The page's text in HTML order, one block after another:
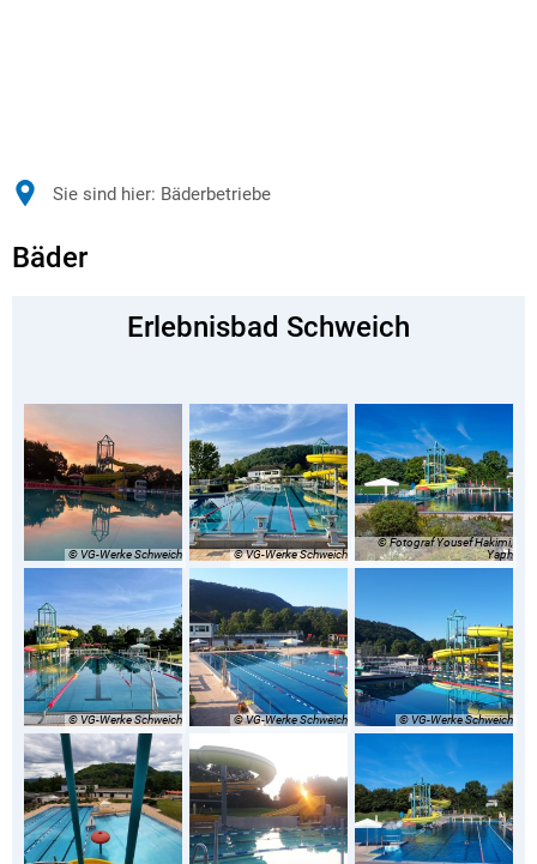
Sie sind hier: Bäderbetriebe
Bäder
Erlebnisbad Schweich
© VG-Werke Schweich © VG-Werke Schweich
© Fotograf Yousef Hakimi,
Yaph
© VG-Werke Schweich © VG-Werke Schweich © VG-Werke Schweich